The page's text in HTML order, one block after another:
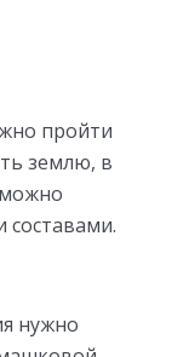
пройти
землю, в
нужно